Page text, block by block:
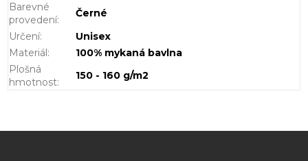
Barevné
provedení:
Černé
Určení:
Unisex
Materiál :
100% mykaná bavlna
Plošná
hmotnost:
150 - 160 g/m2